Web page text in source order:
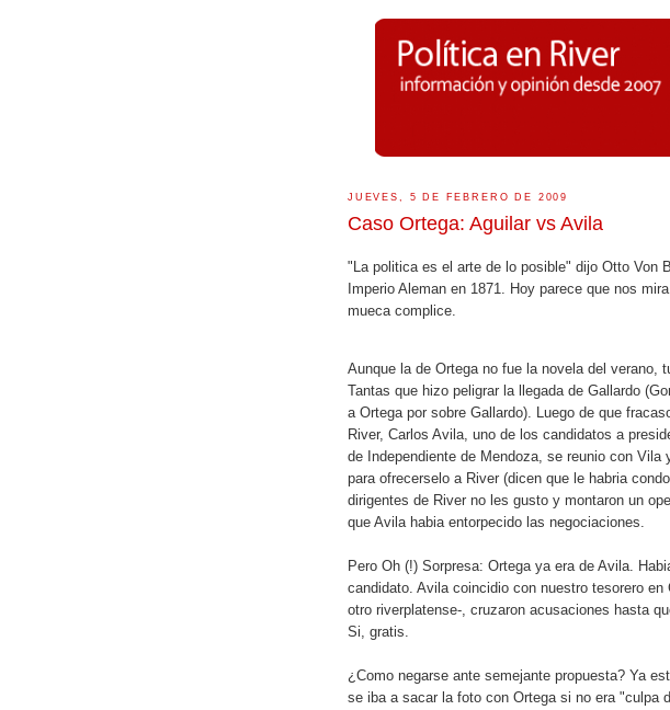
JUEVES, 5 DE FEBRERO DE 2009
Caso Ortega: Aguilar vs Avila
"La politica es el arte de lo posible" dijo Otto Von
Imperio Aleman en 1871. Hoy parece que nos
mueca complice.
Aunque la de Ortega no fue la novela del verano,
Tantas que hizo peligrar la llegada de Gallardo
a Ortega por sobre Gallardo). Luego de que
River, Carlos Avila, uno de los candidatos a
de Independiente de Mendoza, se reunio con Vila
para ofrecerselo a River (dicen que le habria
dirigentes de River no les gusto y montaron un
que Avila habia entorpecido las negociaciones.
Pero Oh (!) Sorpresa: Ortega ya era de Avila.
candidato. Avila coincidio con nuestro tesorero en
otro riverplatense-, cruzaron acusaciones hasta
Si, gratis.
¿Como negarse ante semejante propuesta? Ya
se iba a sacar la foto con Ortega si no era "culpa